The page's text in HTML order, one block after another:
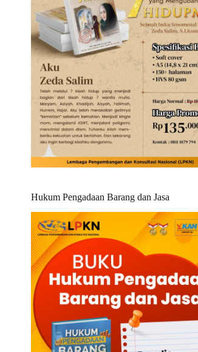
Hukum Pengadaan Barang dan Jasa